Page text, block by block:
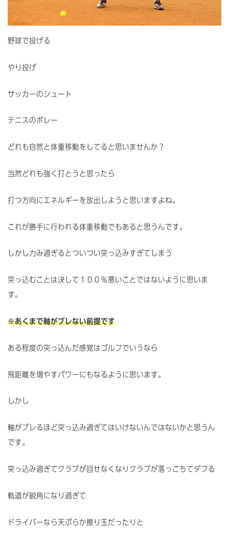
野球で投げる
やり投げ
サッカーのシュート
テニスのボレー
どれも自然と体重移動をしてると思いませんか？
当然どれも強く打とうと思ったら
打つ方向にエネルギーを放出しようと思いますよね。
これが勝手に行われる体重移動でもあると思うんです。
しかし力み過ぎるとついつい突っ込みすぎてしまう
突っ込むことは決して１００％悪いことではないように思いま
す。
※あくまで軸がブレない前提です
ある程度の突っ込んだ感覚はゴルフでいうなら
飛距離を増やすパワーにもなるように思います。
しかし
軸がブレるほど突っ込み過ぎてはいけないんではないかと思うん
です。
突っ込み過ぎてクラブが回せなくなりクラブが落っこちてダフる
軌道が鋭角になり過ぎて
ドライバーなら天ぷらか擦り玉だったりと